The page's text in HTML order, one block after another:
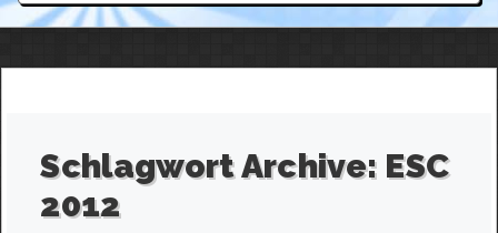
Schlagwort Archive: ESC
2012